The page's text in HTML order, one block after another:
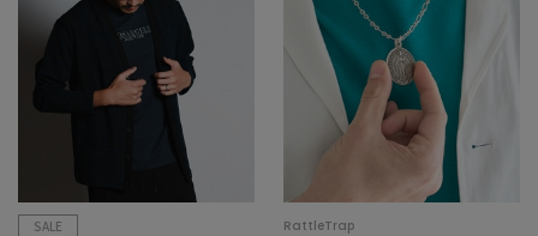
SALE
RattleTrap